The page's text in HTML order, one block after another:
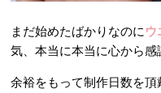
まだ始めたばかりなのにウ
気、本当に本当に心から
余裕をもって制作日数を